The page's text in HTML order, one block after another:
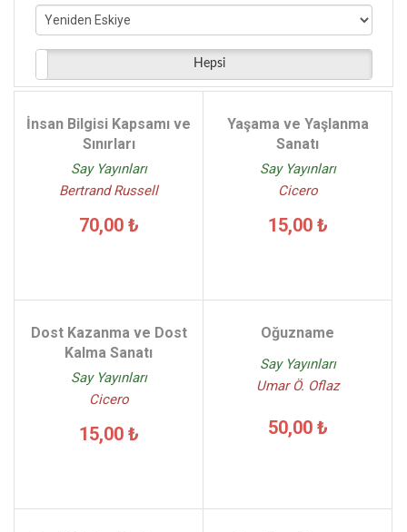
Faruk Akbaş - (7)
Aygün Tuçe Ataş İlknur Efeçınar - (6)
Schopenhauer - (6)
Susan Wise Bauer - (5)
Hepsi
İnsan Bilgisi Kapsamı ve
Sınırları
Say Yayınları
Bertrand Russell
70,00 ₺
Yaşama ve Yaşlanma
Sanatı
Say Yayınları
Cicero
15,00 ₺
Dost Kazanma ve Dost
Kalma Sanatı
Say Yayınları
Cicero
15,00 ₺
Oğuzname
Say Yayınları
Umar Ö. Oflaz
50,00 ₺